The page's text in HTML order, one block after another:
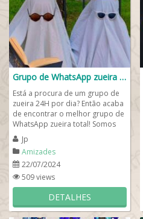
Grupo de WhatsApp zueira total 😄😂🤣
Está a procura de um grupo de
zueira 24H por dia? Então acaba
de encontrar o melhor grupo de
WhatsApp zueira total! Somos
um grupo de WhatsApp
engraçado com...
Jp
Amizades
22/07/2024
509 views
DETALHES